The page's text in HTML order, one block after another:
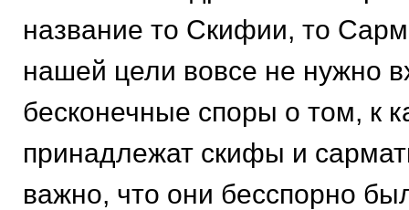
название то Скифии, то
нашей цели вовсе не нужно
бесконечные споры о том, к
принадлежат скифы и
важно, что они бесспорно